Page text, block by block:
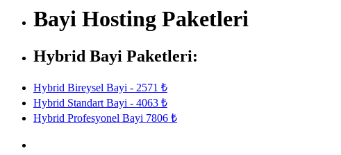
Bayi Hosting Paketleri
Hybrid Bayi Paketleri:
Hybrid Bireysel Bayi - 2571 ₺
Hybrid Standart Bayi - 4063 ₺
Hybrid Profesyonel Bayi 7806 ₺